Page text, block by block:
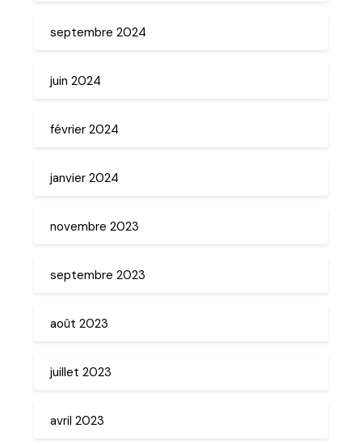
septembre 2024
juin 2024
février 2024
janvier 2024
novembre 2023
septembre 2023
août 2023
juillet 2023
avril 2023